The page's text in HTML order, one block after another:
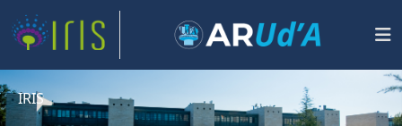
IRIS